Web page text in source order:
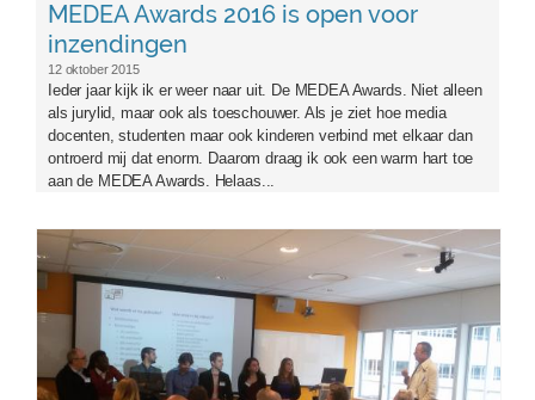
MEDEA Awards 2016 is open voor
inzendingen
12 oktober 2015
Ieder jaar kijk ik er weer naar uit. De MEDEA Awards. Niet alleen
als jurylid, maar ook als toeschouwer. Als je ziet hoe media
docenten, studenten maar ook kinderen verbind met elkaar dan
ontroerd mij dat enorm. Daarom draag ik ook een warm hart toe
aan de MEDEA Awards. Helaas...
8152015-01.jpg